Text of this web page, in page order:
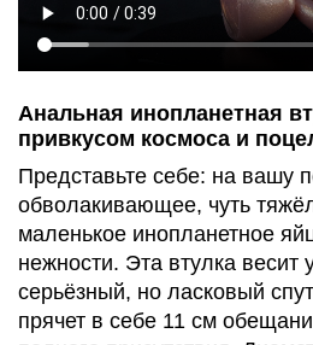
Анальная инопланетная
привкусом космоса и
Представьте себе: на вашу
обволакивающее, чуть
маленькое инопланетное
нежности. Эта втулка
серьёзный, но ласковый
прячет в себе 11 см